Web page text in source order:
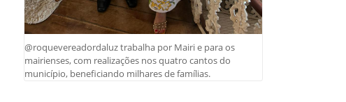
@roquevereadordaluz trabalha por Mairi e para os
mairienses, com realizações nos quatro cantos do
município, beneficiando milhares de famílias.